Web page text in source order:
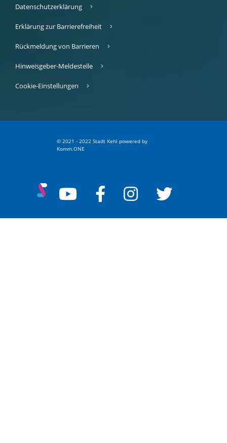
Datenschutzerklärung
Erklärung zur Barrierefreiheit
Rückmeldung von Barrieren
Hinweisgeber-Meldestelle
Cookie-Einstellungen
© 2021 - 2022 Stadt Kehl powered by
Komm.ONE